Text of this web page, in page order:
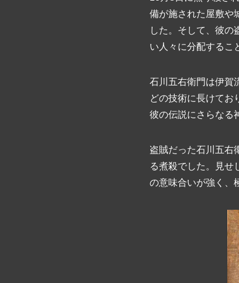
備が施された屋敷や
した。そして、彼の
い人々に分配するこ
石川五右衛門は伊賀
どの技術に長けてお
彼の伝説にさらなる
盗賊だった石川五右
る煮殺でした。見せ
の意味合いが強く、